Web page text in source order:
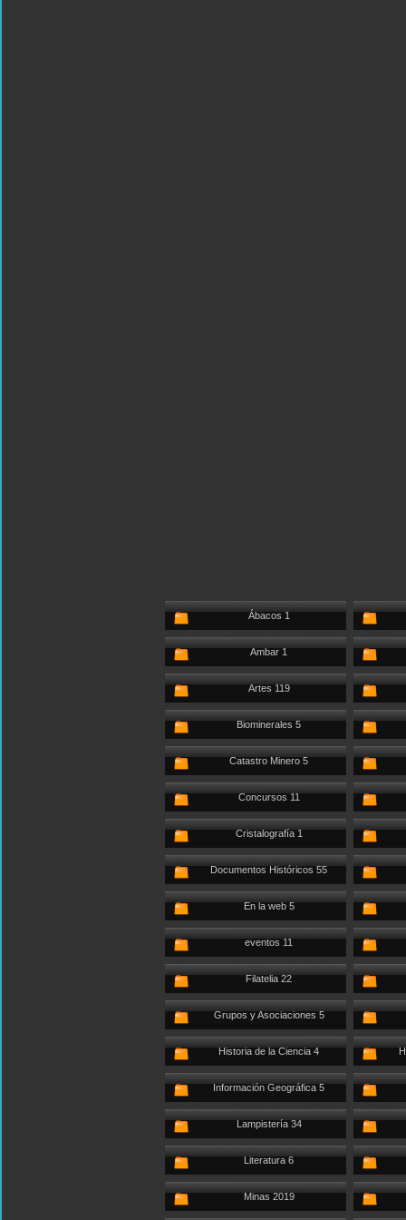
Ábacos 1
Ambar 1
Artes 119
Biominerales 5
Catastro Minero 5
Concursos 11
Cristalografía 1
Documentos Históricos 55
En la web 5
eventos 11
Filatelia 22
Grupos y Asociaciones 5
Historia de la Ciencia 4
Información Geográfica 5
Lampistería 34
Literatura 6
Minas 2019